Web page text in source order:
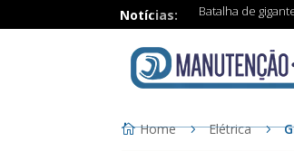
Notícias: Batalha de
Home Elétrica